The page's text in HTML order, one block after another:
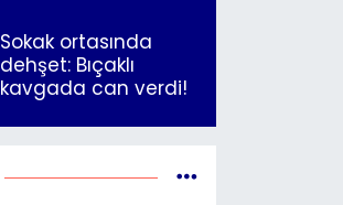
İzmir"
Sokak ortasında
dehşet: Bıçaklı
kavgada can verdi!